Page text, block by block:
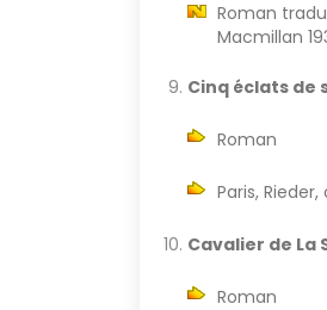
Roman
Macmillan
Cinq éclats de
Roman
Paris,
Cavalier de La
Roman